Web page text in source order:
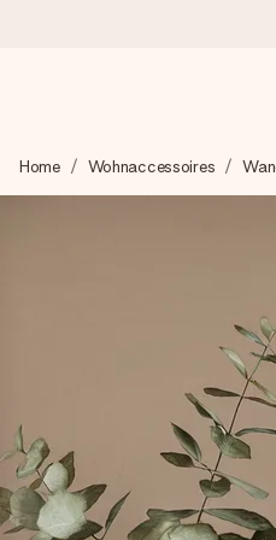
Wir bereiten dein Geschenk
zählt.
Unsere Geschenke
+49 39292 929695
Montag - Freitag : 8:30 -
Samstag - Sonntag : 8:30 -
Home Wohnaccessoires